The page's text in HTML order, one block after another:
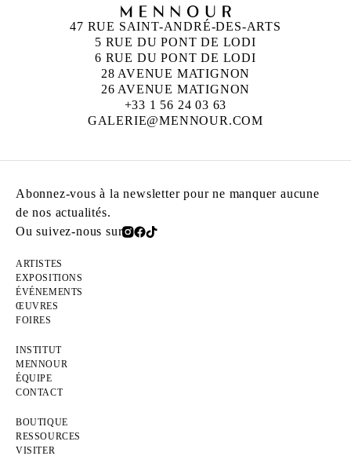
47 RUE SAINT-ANDRÉ-DES-ARTS
5 RUE DU PONT DE LODI
6 RUE DU PONT DE LODI
28 AVENUE MATIGNON
26 AVENUE MATIGNON
+33 1 56 24 03 63
GALERIE@MENNOUR.COM
Abonnez-vous à la newsletter pour ne manquer aucune
de nos actualités.
Ou suivez-nous sur
ARTISTES
EXPOSITIONS
ÉVÉNEMENTS
ŒUVRES
FOIRES
INSTITUT
MENNOUR
ÉQUIPE
CONTACT
BOUTIQUE
RESSOURCES
VISITER